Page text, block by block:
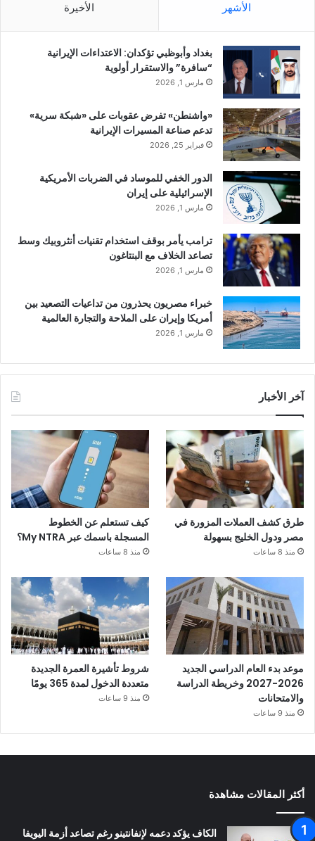
الأشهر الأخيرة
بغداد وأبوظبي تؤكدان: الاعتداءات الإيرانية
“سافرة” والاستقرار أولوية
مارس 1, 2026
«واشنطن» تفرض عقوبات على «شبكة سرية»
تدعم صناعة المسيرات الإيرانية
فبراير 25, 2026
الدور الخفي للموساد في الضربات الأمريكية
الإسرائيلية على إيران
مارس 1, 2026
ترامب يأمر بوقف استخدام تقنيات أنثروبيك وسط
تصاعد الخلاف مع البنتاغون
مارس 1, 2026
خبراء مصريون يحذرون من تداعيات التصعيد بين
أمريكا وإيران على الملاحة والتجارة العالمية
مارس 1, 2026
آخر الأخبار
طرق كشف العملات المزورة في
مصر ودول الخليج بسهولة
منذ 8 ساعات
كيف تستعلم عن الخطوط
المسجلة باسمك عبر My NTRA؟
منذ 8 ساعات
موعد بدء العام الدراسي الجديد
2026-2027 وخريطة الدراسة
والامتحانات
منذ 9 ساعات
شروط تأشيرة العمرة الجديدة
متعددة الدخول لمدة 365 يومًا
منذ 9 ساعات
أكثر المقالات مشاهدة
الكاف يؤكد دعمه لإنفانتينو رغم تصاعد أزمة اليويفا